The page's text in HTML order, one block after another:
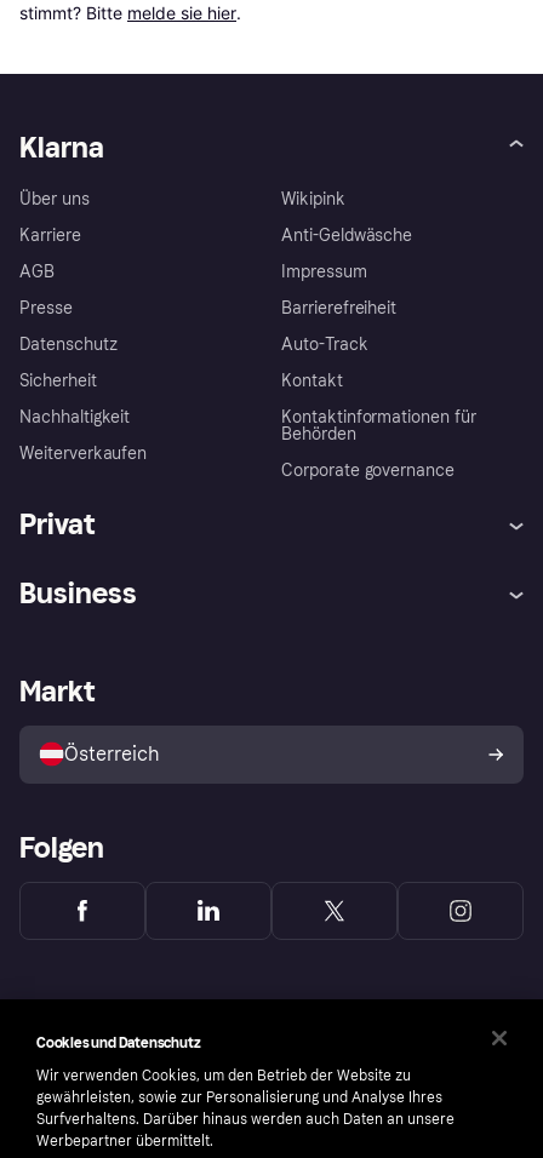
stimmt? Bitte melde sie hier.
Klarna
Über uns
Karriere
AGB
Presse
Datenschutz
Sicherheit
Nachhaltigkeit
Weiterverkaufen
Wikipink
Anti-Geldwäsche
Impressum
Barrierefreiheit
Auto-Track
Kontakt
Kontaktinformationen für
Behörden
Corporate governance
Privat
Shops entdecken
Business
Händlerportal
Markt
Österreich
Folgen
Cookies und Datenschutz
Wir verwenden Cookies, um den Betrieb der Website zu
gewährleisten, sowie zur Personalisierung und Analyse Ihres
Surfverhaltens. Darüber hinaus werden auch Daten an unsere
Werbepartner übermittelt.